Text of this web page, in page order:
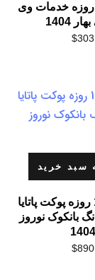
تور پوکت 7 روزه خدمات وی
1404
$303
سبد خرید
تور تایلند 15 روزه پوکت پاتایا
بانکوک نوروز
1404
$890